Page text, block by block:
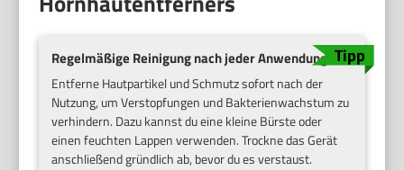
Regelmäßige Reinigung nach jeder Anwendung
Entferne Hautpartikel und Schmutz sofort nach der
Nutzung, um Verstopfungen und Bakterienwachstum zu
verhindern. Dazu kannst du eine kleine Bürste oder
einen feuchten Lappen verwenden. Trockne das Gerät
anschließend gründlich ab, bevor du es verstaust.